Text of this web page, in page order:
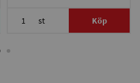
st Köp